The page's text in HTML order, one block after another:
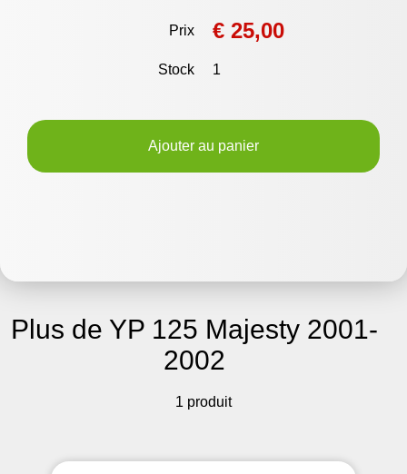
Prix € 25,00
Stock 1
Ajouter au panier
Plus de YP 125 Majesty 2001-
2002
1 produit